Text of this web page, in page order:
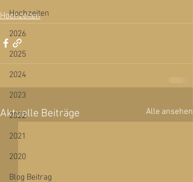
Hochzeiten
2026
2025
2024
2023
2022
2021
2020
Blog Beitrag
Hochzeiten
Aktuelle Beiträge Alle ansehen